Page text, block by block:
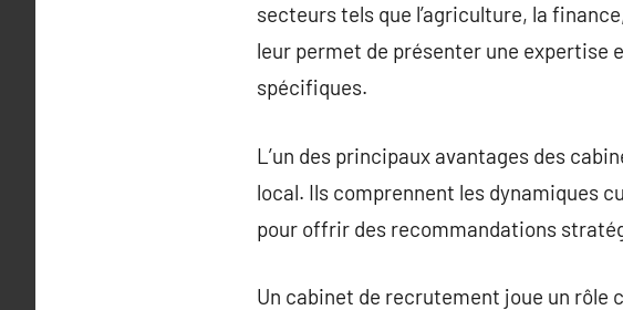
secteurs tels que l’agriculture, la
leur permet de présenter une expertise
spécifiques.
L’un des principaux avantages des
local. Ils comprennent les dynamiques
pour offrir des recommandations
Un cabinet de recrutement joue un rôle